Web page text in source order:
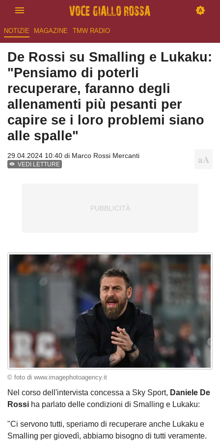
NOTIZIE MAGAZINE TMW RADIO
De Rossi su Smalling e Lukaku:
"Pensiamo di poterli
recuperare, faranno degli
allenamenti più pesanti per
capire se i loro problemi siano
alle spalle"
29.04.2024 10:40 di Marco Rossi Mercanti
VEDI LETTURE
© foto di www.imagephotoagency.it
Nel corso dell'intervista concessa a Sky Sport, Daniele De
Rossi ha parlato delle condizioni di Smalling e Lukaku:
"Ci servono tutti, speriamo di recuperare anche Lukaku e
Smalling per giovedì, abbiamo bisogno di tutti veramente.